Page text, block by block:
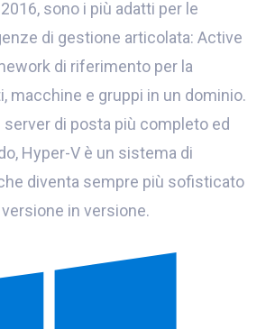
sono i più adatti per le
di gestione articolata: Active
di riferimento per la
macchine e gruppi in un dominio.
server di posta più completo ed
Hyper-V è un sistema di
diventa sempre più sofisticato
in versione.